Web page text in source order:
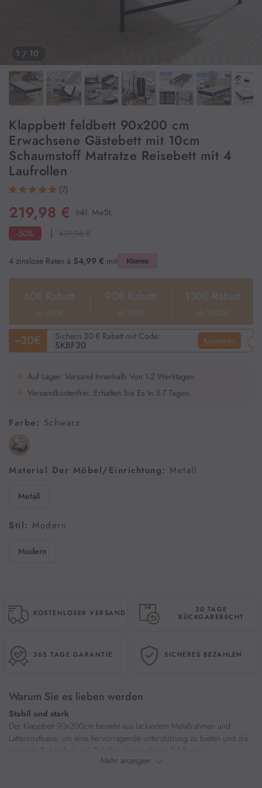
1 / 10
Klappbett feldbett 90x200 cm
Erwachsene Gästebett mit 10cm
Schaumstoff Matratze Reisebett mit 4
Laufrollen
(7)
219,98 €
Inkl. MwSt.
-50%
| 439,96 €
4 zinslose Raten à 54,99 € mit
60€ Rabatt
ab 500€
90€ Rabatt
ab 800€
130€ Rabatt
ab 1000€
30€ Sichern 30 € Rabatt mit Code:
SKBF30 Kopieren
Auf Lager. Versand Innerhalb Von 1-2 Werktagen
Versandkostenfrei. Erhalten Sie Es In 3-7 Tagen.
Farbe: Schwarz
Material Der Möbel/Einrichtung: Metall
Metall
Stil: Modern
Modern
KOSTENLOSER VERSAND
30 TAGE
RÜCKGABERECHT
365 TAGE GARANTIE SICHERES BEZAHLEN
Warum Sie es lieben werden
Stabil und stark
Der Klappbett 90x200cm besteht aus lackiertem Metallrahmen und
Lattenrostbasis, um eine hervorragende unterstützung zu bieten und die
maximale Robustheit und Stabilität des tragbaren feldbett zu
gewährleisten. Es kommt nicht zu einem Durchhängen, wie es bei
Mehr anzeigen
Schuhschrank
Vitrinen
Badezimmermöbel
Spiegelschrank
Wäschekorb
Küche
Küchenschrank
Homeoffice & Arbeitsplatz